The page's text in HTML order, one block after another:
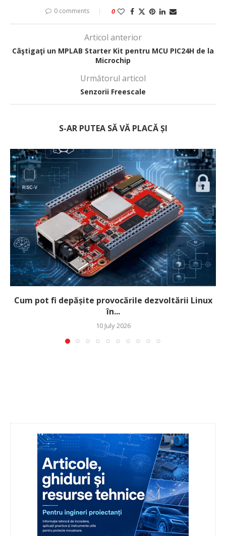
0 comments 0
Articol anterior
Câştigaţi un MPLAB Starter Kit pentru MCU PIC24H de la
Microchip
Următorul articol
Senzorii Freescale
S-AR PUTEA SĂ VĂ PLACĂ ȘI
Cum pot fi depășite provocările dezvoltării Linux
în...
10 July 2026